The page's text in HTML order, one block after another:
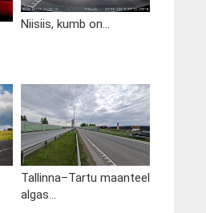
Niisiis, kumb on...
Tallinna–Tartu maanteel
algas...